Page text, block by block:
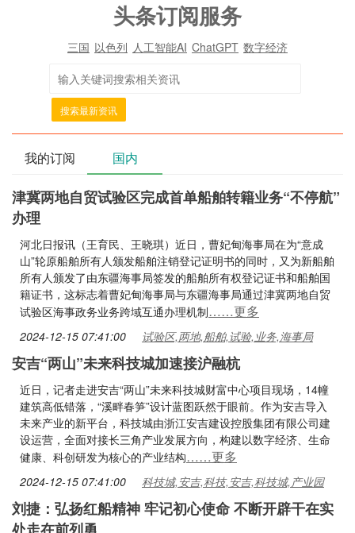
头条订阅服务
三国 以色列 人工智能AI ChatGPT 数字经济
搜索最新资讯
我的订阅 国内
津冀两地自贸试验区完成首单船舶转籍业务“不停航”
办理
河北日报讯（王育民、王晓琪）近日，曹妃甸海事局在为“意成
山”轮原船舶所有人颁发船舶注销登记证明书的同时，又为新船舶
所有人颁发了由东疆海事局签发的船舶所有权登记证书和船舶国
籍证书，这标志着曹妃甸海事局与东疆海事局通过津冀两地自贸
试验区海事政务业务跨域互通办理机制……更多
2024-12-15 07:41:00 试验区,两地,船舶,试验,业务,海事局
安吉“两山”未来科技城加速接沪融杭
近日，记者走进安吉“两山”未来科技城财富中心项目现场，14幢
建筑高低错落，“溪畔春笋”设计蓝图跃然于眼前。作为安吉导入
未来产业的新平台，科技城由浙江安吉建设控股集团有限公司建
设运营，全面对接长三角产业发展方向，构建以数字经济、生命
健康、科创研发为核心的产业结构……更多
2024-12-15 07:41:00 科技城,安吉,科技,安吉,科技城,产业园
刘捷：弘扬红船精神 牢记初心使命 不断开辟干在实